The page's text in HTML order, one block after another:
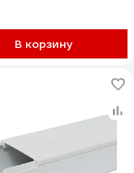
В корзину